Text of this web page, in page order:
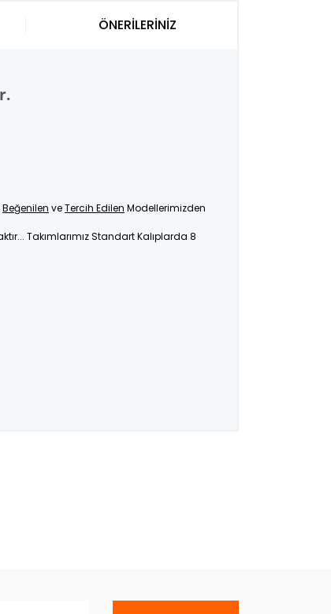
Beğenilen veTercih Edilen Modellerimizden
Takımlarımız Standart Kalıplarda 8
ÖNERİLERİNİZ